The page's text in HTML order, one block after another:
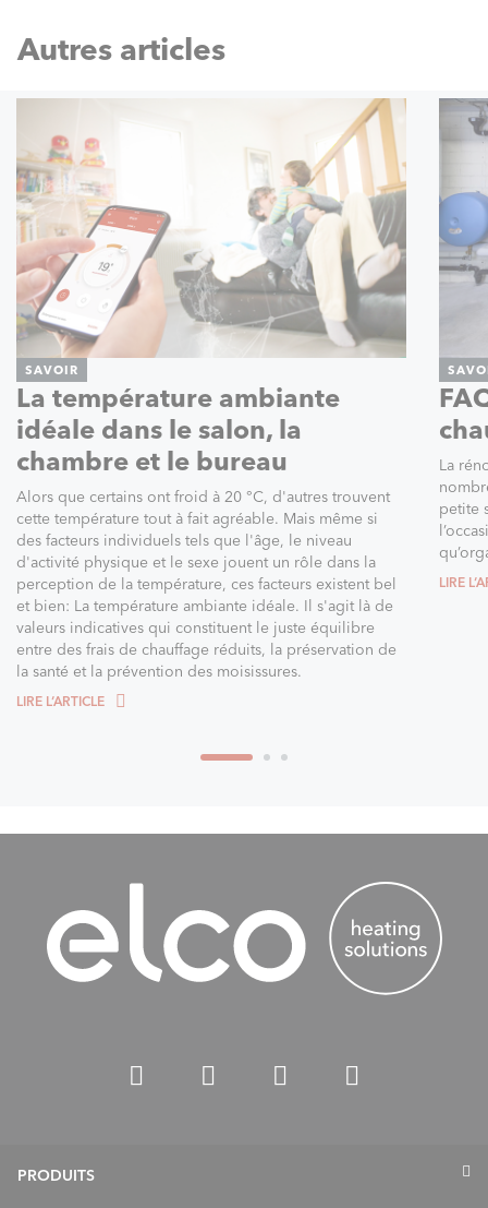
Autres articles
SAVOIR
La température ambiante
idéale dans le salon, la
chambre et le bureau
Alors que certains ont froid à 20 °C, d'autres trouvent
cette température tout à fait agréable. Mais même si
des facteurs individuels tels que l'âge, le niveau
d'activité physique et le sexe jouent un rôle dans la
perception de la température, ces facteurs existent bel
et bien: La température ambiante idéale. Il s'agit là de
valeurs indicatives qui constituent le juste équilibre
entre des frais de chauffage réduits, la préservation de
la santé et la prévention des moisissures.
LIRE L‘ARTICLE
La
petite
LIRE
PRODUITS